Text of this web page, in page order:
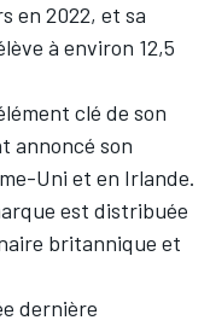
en 2022, et sa
à environ 12,5
clé de son
annoncé son
Uni et en Irlande.
est distribuée
britannique et
dernière